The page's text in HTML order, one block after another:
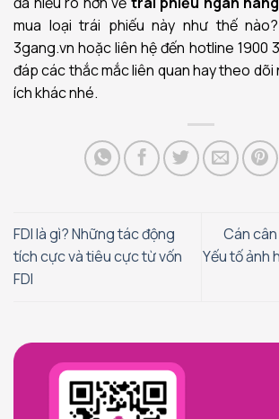
mua loại trái phiếu này như thế
3gang.vn hoặc liên hệ đến hotline 1900
đáp các thắc mắc liên quan hay theo dõi
ích khác nhé.
FDI là gì? Những tác động
tích cực và tiêu cực từ vốn
FDI
Cán
Yếu tố ảnh